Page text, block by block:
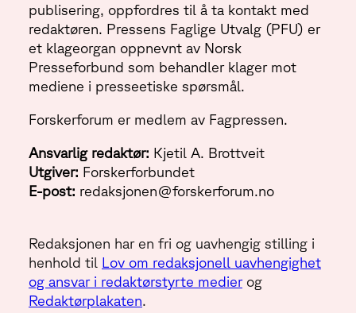
Ansvarlig redaktør: Kjetil A. Brottveit
Utgiver: Forskerforbundet
E-post: redaksjonen@forskerforum.no
Redaksjonen har en fri og uavhengig stilling i
henhold til Lov om redaksjonell uavhengighet
og ansvar i redaktørstyrte medierog
Redaktørplakaten.
publisering, oppfordres til å ta kontakt med
redaktøren. Pressens Faglige Utvalg (PFU) er
et klageorgan oppnevnt av Norsk
Presseforbund som behandler klager mot
mediene i presseetiske spørsmål.
Forskerforum er medlem av Fagpressen.